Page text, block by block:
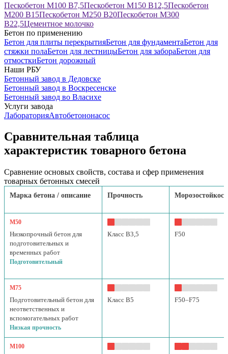
Пескобетон М100 В7,5Пескобетон М150 В12,5Пескобетон
М200 В15Пескобетон М250 В20Пескобетон М300
В22,5Цементное молочко
Бетон по применению
Бетон для плиты перекрытияБетон для фундаментаБетон для
стяжки полаБетон для лестницыБетон для забораБетон для
отмосткиБетон дорожный
Наши РБУ
Бетонный завод в Дедовске
Бетонный завод в Воскресенске
Бетонный завод во Власихе
Услуги завода
ЛабораторияАвтобетононасос
Сравнительная таблица
характеристик товарного бетона
Сравнение основых свойств, состава и сфер применения
товарных бетонных смесей
Марка бетона / описание Прочность
М50
Низкопрочный бетон для
подготовительных и
временных работ
Подготовительный
Класс B3,5 F50
М75
Подготовительный бетон для
неответственных и
вспомогательных работ
Низкая прочность
Класс B5 F50–F75
М100